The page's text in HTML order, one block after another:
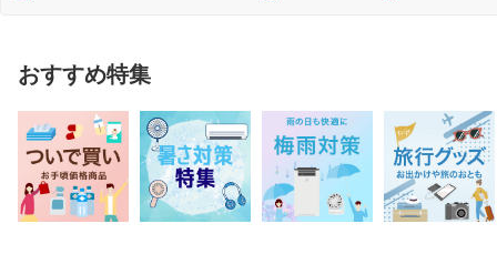
おすすめ特集